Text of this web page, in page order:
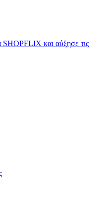
SHOPFLIX και αύξησε τις